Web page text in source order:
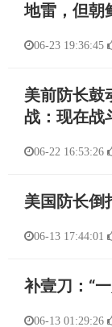
地雷，但朝
06-23 19:36:45
美前防长鼓
战：现在战
06-22 16:53:26
美国防长倒
06-13 17:44:01
补壹刀：“
06-13 01:29:26